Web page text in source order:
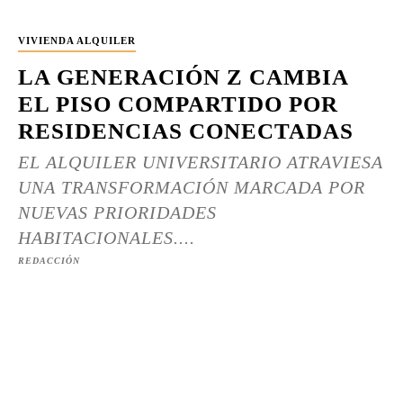
VIVIENDA ALQUILER
LA GENERACIÓN Z CAMBIA
EL PISO COMPARTIDO POR
RESIDENCIAS CONECTADAS
EL ALQUILER UNIVERSITARIO ATRAVIESA
UNA TRANSFORMACIÓN MARCADA POR
NUEVAS PRIORIDADES
HABITACIONALES....
REDACCIÓN